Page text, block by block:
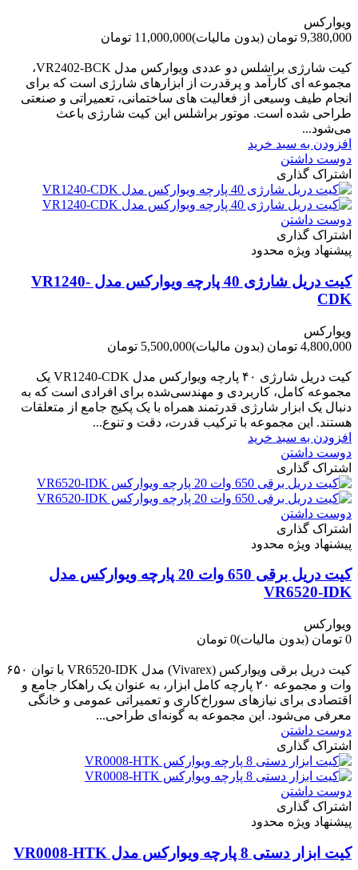
ویوارکس
9,380,000 تومان
(بدون مالیات)11,000,000 تومان
کیت شارژی براشلس دو عددی ویوارکس مدل VR2402-BCK،
مجموعه ای کارآمد و پرقدرت از ابزارهای شارژی است که برای
انجام طیف وسیعی از فعالیت های ساختمانی، تعمیراتی و صنعتی
طراحی شده است. موتور براشلس این کیت شارژی باعث
می‌شود...
افزودن به سبد خرید
دوست داشتن
اشتراک گذاری
دوست داشتن
اشتراک گذاری
پیشنهاد ویژه محدود
کیت دریل شارژی 40 پارچه ویوارکس مدل VR1240-
CDK
ویوارکس
4,800,000 تومان
(بدون مالیات)5,500,000 تومان
کیت دریل شارژی ۴۰ پارچه ویوارکس مدل VR1240‑CDK یک
مجموعه کامل، کاربردی و مهندسی‌شده برای افرادی است که به
دنبال یک ابزار شارژی قدرتمند همراه با یک پکیج جامع از متعلقات
هستند. این مجموعه با ترکیب قدرت، دقت و تنوع...
افزودن به سبد خرید
دوست داشتن
اشتراک گذاری
دوست داشتن
اشتراک گذاری
پیشنهاد ویژه محدود
کیت دریل برقی 650 وات 20 پارچه ویوارکس مدل
VR6520-IDK
ویوارکس
0 تومان
(بدون مالیات)0 تومان
کیت دریل برقی ویوارکس (Vivarex) مدل VR6520-IDK با توان ۶۵۰
وات و مجموعه ۲۰ پارچه کامل ابزار، به عنوان یک راهکار جامع و
اقتصادی برای نیازهای سوراخ‌کاری و تعمیراتی عمومی و خانگی
معرفی می‌شود. این مجموعه به گونه‌ای طراحی...
دوست داشتن
اشتراک گذاری
دوست داشتن
اشتراک گذاری
پیشنهاد ویژه محدود
کیت ابزار دستی 8 پارچه ویوارکس مدل VR0008-HTK